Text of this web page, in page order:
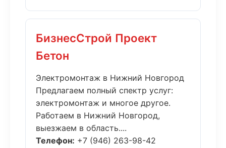
БизнесСтрой Проект
Бетон
Электромонтаж в Нижний Новгород
Предлагаем полный спектр услуг:
электромонтаж и многое другое.
Работаем в Нижний Новгород,
выезжаем в область....
Телефон: +7 (946) 263-98-42